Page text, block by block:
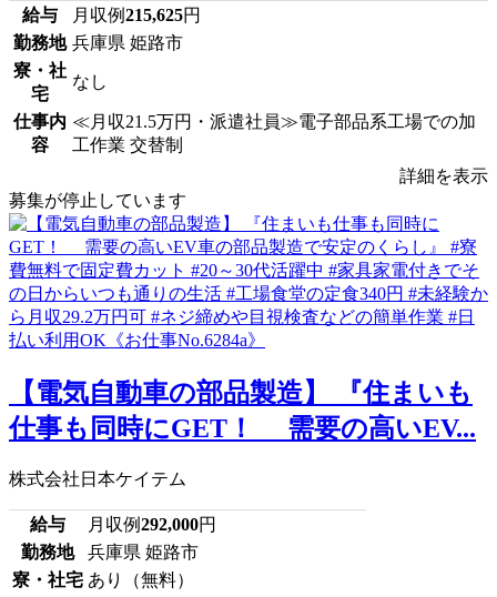
給与 月収例215,625円
勤務地 兵庫県 姫路市
寮・社
宅
なし
仕事内
容
≪月収21.5万円・派遣社員≫電子部品系工場での加
工作業 交替制
詳細を表示
募集が停止しています
【電気自動車の部品製造】 『住まいも
仕事も同時にGET！ 需要の高いEV...
株式会社日本ケイテム
給与 月収例292,000円
勤務地
兵庫県 姫路市
寮・社宅 あり（無料）